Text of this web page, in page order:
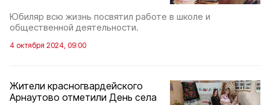
Юбиляр всю жизнь посвятил работе в школе и
общественной деятельности.
4 октября 2024, 09:00
Жители красногвардейского
Арнаутово отметили День села